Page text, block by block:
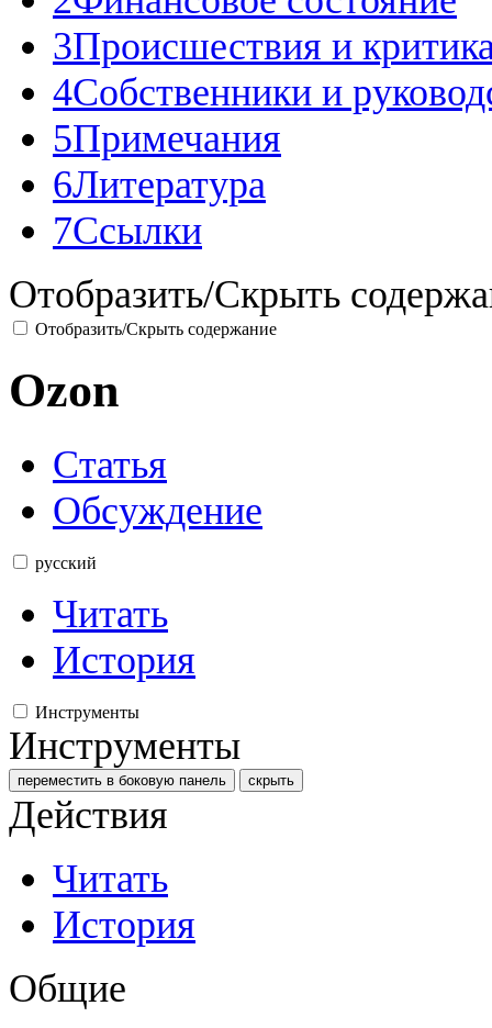
3Происшествия и
4Собственники и
5Примечания
6Литература
7Ссылки
Отобразить/Скрыть
Отобразить/Скрыть содержание
Ozon
Статья
Обсуждение
русский
Читать
История
Инструменты
Инструменты
переместить в боковую панель скрыть
Действия
Читать
История
Общие